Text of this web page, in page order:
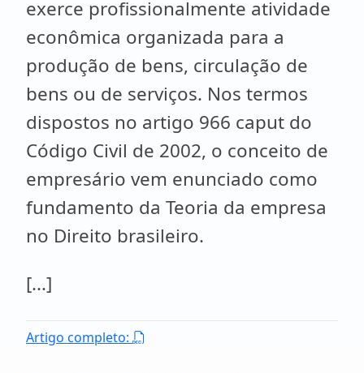
exerce profissionalmente atividade
econômica organizada para a
produção de bens, circulação de
bens ou de serviços. Nos termos
dispostos no artigo 966 caput do
Código Civil de 2002, o conceito de
empresário vem enunciado como
fundamento da Teoria da empresa
no Direito brasileiro.
[...]
Artigo completo: